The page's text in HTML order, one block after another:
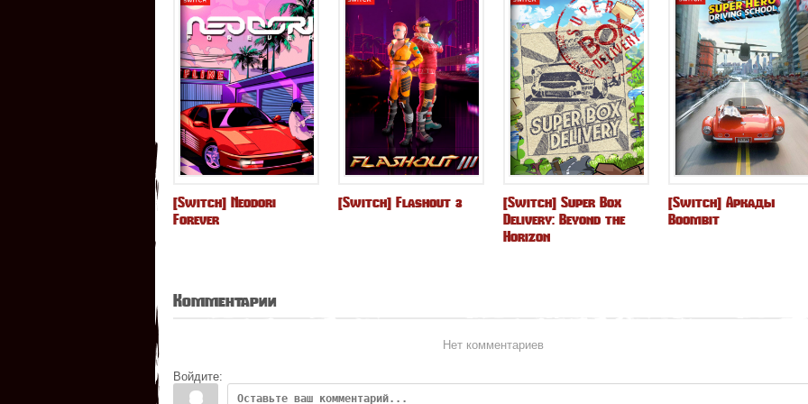
[Switch] Neodori
Forever
[Switch] Flashout 3
[Switch] Super Box
Delivery: Beyond the
Horizon
[Switch] Аркады
Boombit
Комментарии
Нет комментариев
Войдите: